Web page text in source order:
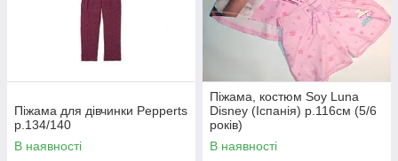
Піжама для дівчинки Pepperts
р.134/140
В наявності
Піжама, костюм Soy Luna
Disney (Іспанія) р.116cм (5/6
років)
В наявності